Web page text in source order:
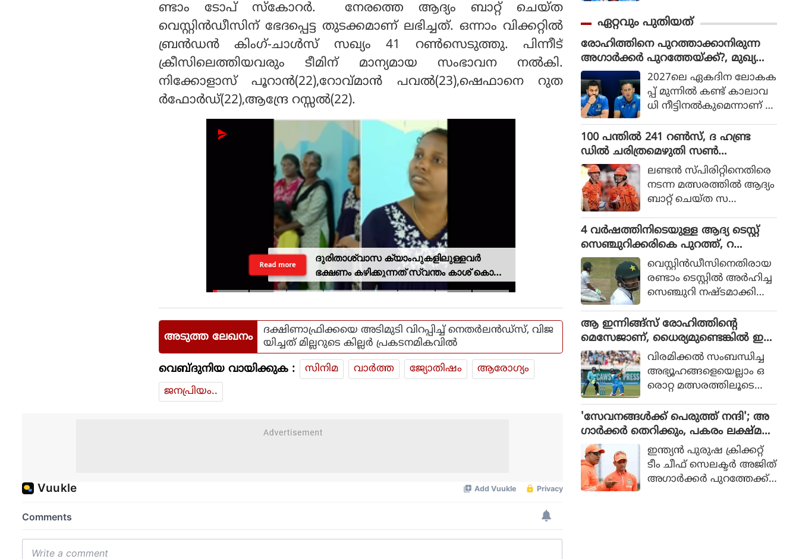
ണ്ടാം ടോപ് സ്‌കോറര്‍. നേരത്തെ ആദ്യം ബാറ്റ് ചെയ്ത
വെസ്റ്റിന്‍ഡീസിന് ഭേദപ്പെട്ട തുടക്കമാണ് ലഭിച്ചത്. ഒന്നാം വിക്കറ്റില്‍
ബ്രന്‍ഡന്‍ കിംഗ്-ചാള്‍സ് സഖ്യം 41 റണ്‍സെടുത്തു. പിന്നീട്
ക്രീസിലെത്തിയവരും ടീമിന് മാന്യമായ സംഭാവന നല്‍കി.
നിക്കോളാസ് പൂറാന്‍(22),റോവ്മാന്‍ പവല്‍(23),ഷെഫാനെ റുത
ര്‍ഫോര്‍ഡ്(22),ആന്ദ്രേ റസ്സല്‍(22).
ദുരിതാശ്വാസ ക്യാംപുകളിലുള്ളവർ
ഭക്ഷണം കഴിക്കുന്നത് സ്വന്തം കാശ് കൊണ്ട്
വാങ്ങി; ദുരിതക്കയം
Read more
അടുത്ത ലേഖനം
ദക്ഷിണാഫ്രിക്കയെ അടിമുടി വിറപ്പിച്ച് നെതർലൻഡ്സ്, വിജ
യിച്ചത് മില്ലറുടെ കില്ലർ പ്രകടനമികവിൽ
വെബ്ദുനിയ വായിക്കുക : സിനിമ വാര്‍ത്ത ജ്യോതിഷം
ആരോഗ്യം
ജനപ്രിയം..
യുടെയും വിരാട്
കോലിയുടെയും ഭാവിയെ
സംബന്ധിച്ചുള്ള ചര്‍ച്ചകള്‍
കൊഴുക്കുന്നതിനിടെ വിഷ
യത്തില്‍ പ്രതികരണ
വുമായി മുന്‍ ഇന്ത്യന്‍
താരം മുഹമ്മദ് കൈഫ്.
ഏറ്റവും പുതിയത്
രോഹിത്തിനെ പുറത്താക്കാനിരുന്ന
അഗാർക്കർ പുറത്തേയ്ക്ക്?, മുഖ്യ
സെലക്ടറായി മുൻ ഇന്ത്യൻ താരം എ
ത്തുന്നു?
2027ലെ ഏകദിന ലോകക
പ്പ് മുന്നില്‍ കണ്ട് കാലാവ
ധി നീട്ടിനല്‍കുമെന്നാണ് പ്ര
അഗാര്‍ക്കര്‍ക്ക് പകര
ക്കാരനെ ബിസിസിഐ
ആലോചിക്കുന്നതായാണ്
പുറത്തുവരുന്ന വിവരങ്ങ
ള്‍.
100 പന്തിൽ 241 റൺസ്, ദ ഹണ്ട്ര
ഡിൽ ചരിത്രമെഴുതി സൺ
റൈസേഴ്സ് ലീഡ്സ്, ലണ്ടൻ
സ്പിരിറ്റിനെ തകർത്തത് 37 റൺസിന്
ലണ്ടന്‍ സ്പിരിറ്റിനെതിരെ
നടന്ന മത്സരത്തില്‍ ആദ്യം
ബാറ്റ് ചെയ്ത സ
വിക്കറ്റ് നഷ്ടത്തില്‍ 241 റ
ണ്‍സാണ് അടിച്ചെടുത്ത
ത്. മറുപടി ബാറ്റിങ്ങിനിറ
ങ്ങിയ ലണ്ടന്‍ സ്പിരിറ്റിന്
204 റണ്‍സെടുക്കാനെ ക
ഴിഞ്ഞുള്ളു.
4 വർഷത്തിനിടെയുള്ള ആദ്യ ടെസ്റ്റ്
സെഞ്ചുറിക്കരികെ പുറത്ത്, റ
ണ്ണൗട്ടിൽ നിരാശനായി മടങ്ങി ബാബർ
അസം
വെസ്റ്റിന്‍ഡീസിനെതിരായ
രണ്ടാം ടെസ്റ്റില്‍ അര്‍ഹിച്ച
സെഞ്ചുറി നഷ്ടമാക്കി
ബാബര്‍ അസം. മത്സര
ത്തിന്റെ മൂന്നാം ദിനത്തില്‍
88 റണ്‍സെടുത്ത് നില്‍ക്ക
വെയാണ് ബാബര്‍
നിര്‍ഭാഗ്യകരമായ
രീതിയില്‍ റണ്ണൗട്ടായത്.
ആ ഇന്നിങ്ങ്സ് രോഹിത്തിൻ്റെ
മെസേജാണ്, ധൈര്യമുണ്ടെങ്കിൽ ഇ
പ്പോൾ ഒഴിവാക്ക്, അഗാർക്കുള്ള
വെല്ലുവിളി
വിരമിക്കല്‍ സംബന്ധിച്ച
അഭ്യൂഹങ്ങളെയെല്ലാം ഒ
രൊറ്റ മത്സരത്തിലൂടെ
ല്ലാതെയാക്കിയെന്നും
താന്‍ വിരമിക്കില്ലെന്നും
ധൈര്യമുണ്ടെങ്കില്‍ തന്നെ
ഒഴിവാക്കെന്നുമുള്ള
രോഹിത് ശര്‍മയുടെ പ്ര
ഖ്യാപനമാണ് ആ ഇ
'സേവനങ്ങൾക്ക് പെരുത്ത് നന്ദി'; അ
ഗാർക്കർ തെറിക്കും, പകരം ലക്ഷ്മ
ൺ?
ഇന്ത്യൻ പുരുഷ ക്രിക്കറ്റ്
ടീം ചീഫ് സെലക്ടർ അജിത്
അഗാർക്കർ പുറത്തേക്ക്.